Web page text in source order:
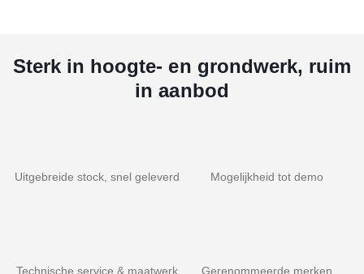
Sterk in hoogte- en grondwerk, ruim
in aanbod
Uitgebreide stock, snel geleverd Mogelijkheid tot demo
Technische service & maatwerk Gerenommeerde merken